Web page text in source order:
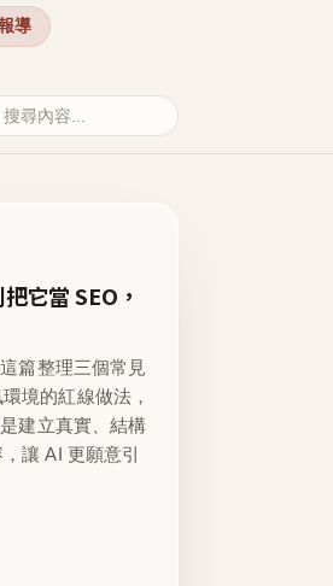
導
它當 SEO，
篇整理三個常見
境的紅線做法，
建立真實、結構
讓 AI 更願意引